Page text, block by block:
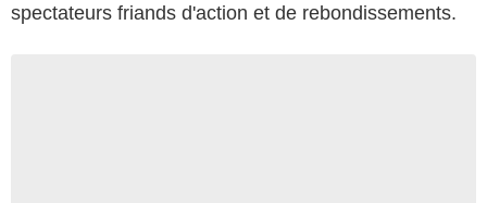
spectateurs friands d'action et de rebondissements.